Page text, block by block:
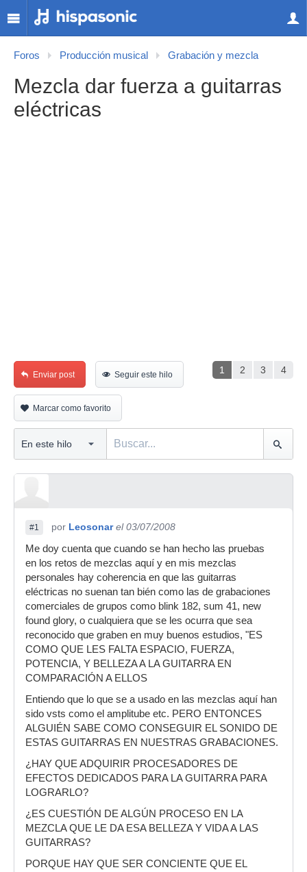
Foros Producción musical Grabación y mezcla
Mezcla dar fuerza a guitarras
eléctricas
1 2 3 4
Enviar post Seguir este hilo
Marcar como favorito
#1 por Leosonar el 03/07/2008
Me doy cuenta que cuando se han hecho las pruebas
en los retos de mezclas aquí y en mis mezclas
personales hay coherencia en que las guitarras
eléctricas no suenan tan bién como las de grabaciones
comerciales de grupos como blink 182, sum 41, new
found glory, o cualquiera que se les ocurra que sea
reconocido que graben en muy buenos estudios, "ES
COMO QUE LES FALTA ESPACIO, FUERZA,
POTENCIA, Y BELLEZA A LA GUITARRA EN
COMPARACIÓN A ELLOS
Entiendo que lo que se a usado en las mezclas aquí han
sido vsts como el amplitube etc. PERO ENTONCES
ALGUIÉN SABE COMO CONSEGUIR EL SONIDO DE
ESTAS GUITARRAS EN NUESTRAS GRABACIONES.
¿HAY QUE ADQUIRIR PROCESADORES DE
EFECTOS DEDICADOS PARA LA GUITARRA PARA
LOGRARLO?
¿ES CUESTIÓN DE ALGÚN PROCESO EN LA
MEZCLA QUE LE DA ESA BELLEZA Y VIDA A LAS
GUITARRAS?
PORQUE HAY QUE SER CONCIENTE QUE EL